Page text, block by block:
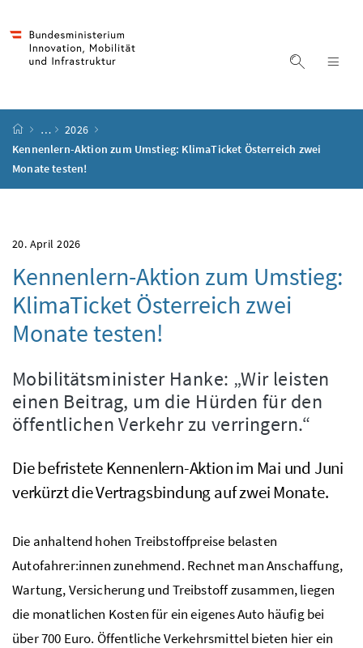
Suche
Startseite
…
2026
Kennenlern-Aktion zum Umstieg: KlimaTicket Österreich zwei
Monate testen!
20. April 2026
Kennenlern-Aktion zum Umstieg:
KlimaTicket Österreich zwei
Monate testen!
Mobilitätsminister Hanke: „Wir leisten
einen Beitrag, um die Hürden für den
öffentlichen Verkehr zu verringern.“
Die befristete Kennenlern-Aktion im Mai und Juni
verkürzt die Vertragsbindung auf zwei Monate.
Die anhaltend hohen Treibstoffpreise belasten
Autofahrer:innen zunehmend. Rechnet man Anschaffung,
Wartung, Versicherung und Treibstoff zusammen, liegen
die monatlichen Kosten für ein eigenes Auto häufig bei
über 700 Euro. Öffentliche Verkehrsmittel bieten hier ein